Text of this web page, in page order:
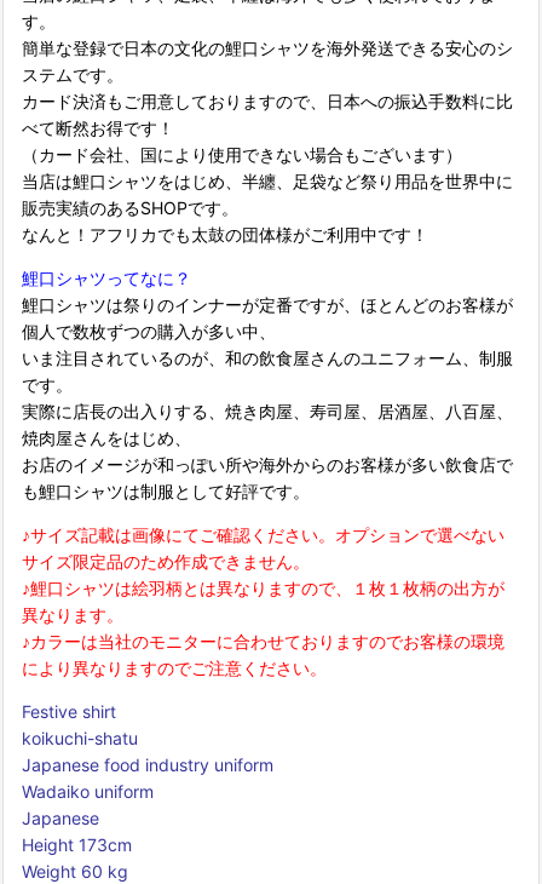
す。
簡単な登録で日本の文化の鯉口シャツを海外発送できる安心のシ
ステムです。
カード決済もご用意しておりますので、日本への振込手数料に比
べて断然お得です！
（カード会社、国により使用できない場合もございます）
当店は鯉口シャツをはじめ、半纏、足袋など祭り用品を世界中に
販売実績のあるSHOPです。
なんと！アフリカでも太鼓の団体様がご利用中です！
鯉口シャツってなに？
鯉口シャツは祭りのインナーが定番ですが、ほとんどのお客様が
個人で数枚ずつの購入が多い中、
いま注目されているのが、和の飲食屋さんのユニフォーム、制服
です。
実際に店長の出入りする、焼き肉屋、寿司屋、居酒屋、八百屋、
焼肉屋さんをはじめ、
お店のイメージが和っぽい所や海外からのお客様が多い飲食店で
も鯉口シャツは制服として好評です。
♪サイズ記載は画像にてご確認ください。オプションで選べない
サイズ限定品のため作成できません。
♪鯉口シャツは絵羽柄とは異なりますので、１枚１枚柄の出方が
異なります。
♪カラーは当社のモニターに合わせておりますのでお客様の環境
により異なりますのでご注意ください。
Festive shirt
koikuchi-shatu
Japanese food industry uniform
Wadaiko uniform
Japanese
Height 173cm
Weight 60 kg